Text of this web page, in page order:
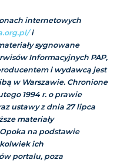
internetowych
i
sygnowane
Informacyjnych PAP,
i wydawcą jest
w Warszawie. Chronione
1994 r. o prawie
ustawy z dnia 27 lipca
materiały
na podstawie
ich
portalu, poza